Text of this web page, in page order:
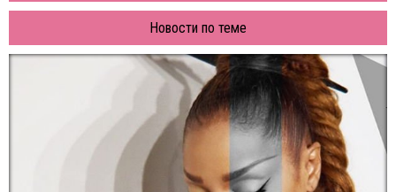
Новости по теме